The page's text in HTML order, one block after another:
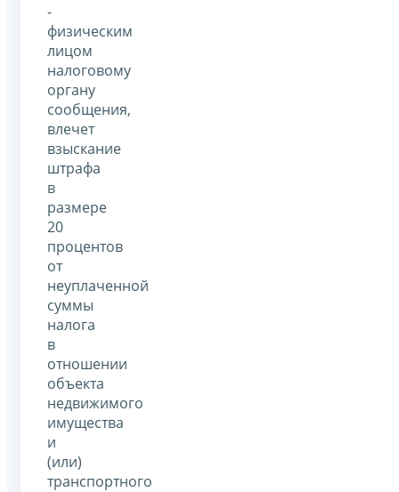
-
физическим
лицом
налоговому
органу
сообщения,
влечет
взыскание
штрафа
в
размере
20
процентов
от
неуплаченной
суммы
налога
в
отношении
объекта
недвижимого
имущества
и
(или)
транспортного